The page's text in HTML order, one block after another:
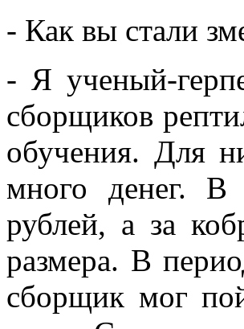
- Как вы стали
- Я ученый-
сборщиков
обучения. Для
много денег.
рублей, а за
размера. В
сборщик мог